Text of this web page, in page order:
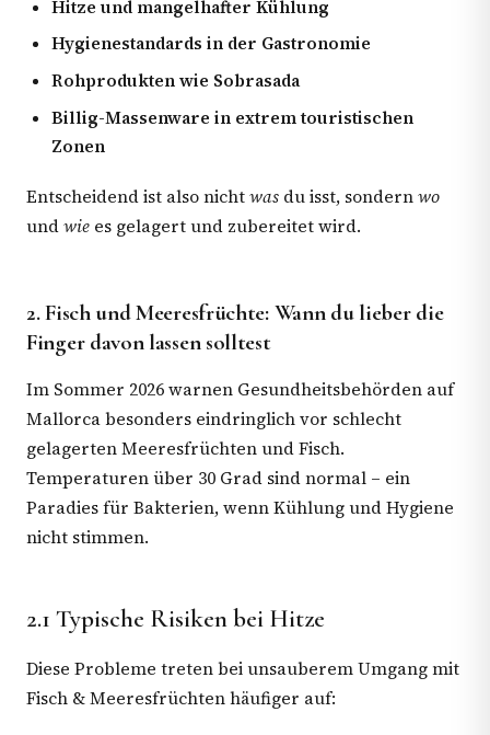
Hitze und mangelhafter Kühlung
Hygienestandards in der Gastronomie
Rohprodukten wie Sobrasada
Billig-Massenware in extrem touristischen
Zonen
Entscheidend ist also nichtwas du isst, sondernwo
undwie es gelagert und zubereitet wird.
2. Fisch und Meeresfrüchte: Wann du lieber die
Finger davon lassen solltest
Im Sommer 2026 warnen Gesundheitsbehörden auf
Mallorca besonders eindringlich vor schlecht
gelagerten Meeresfrüchten und Fisch.
Temperaturen über 30 Grad sind normal – ein
Paradies für Bakterien, wenn Kühlung und Hygiene
nicht stimmen.
2.1 Typische Risiken bei Hitze
Diese Probleme treten bei unsauberem Umgang mit
Fisch & Meeresfrüchten häufiger auf: